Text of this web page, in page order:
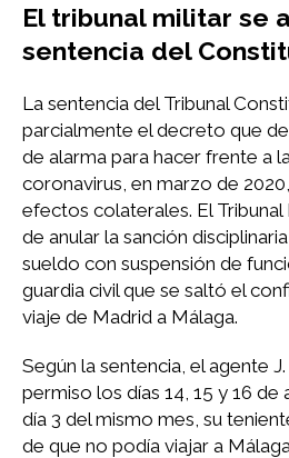
El tribunal militar se
sentencia del
La sentencia del Tribunal
parcialmente el decreto que
de alarma para hacer frente a
coronavirus, en marzo de
efectos colaterales. El
de anular la sanción
sueldo con suspensión de
guardia civil que se saltó el
viaje de Madrid a Málaga.
Según la sentencia, el agente
permiso los días 14, 15 y 16 de
día 3 del mismo mes, su
de que no podía viajar a